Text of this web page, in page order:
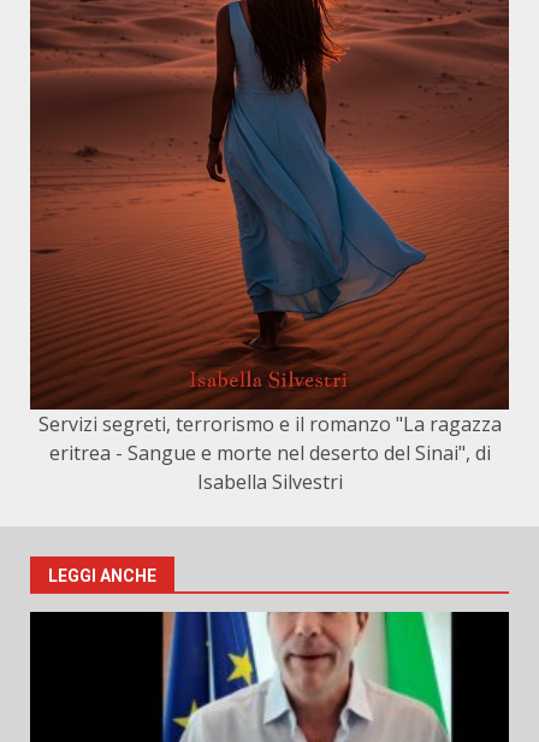
Servizi segreti, terrorismo e il romanzo "La ragazza
eritrea - Sangue e morte nel deserto del Sinai", di
Isabella Silvestri
LEGGI ANCHE